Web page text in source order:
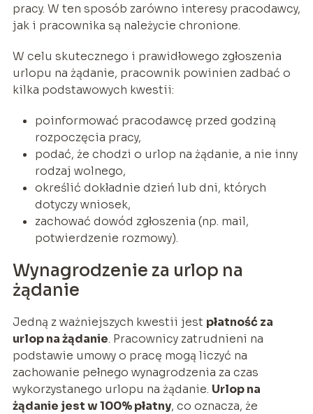
pracy. W ten sposób zarówno interesy pracodawcy,
jak i pracownika są należycie chronione.
W celu skutecznego i prawidłowego zgłoszenia
urlopu na żądanie, pracownik powinien zadbać o
kilka podstawowych kwestii:
poinformować pracodawcę przed godziną
rozpoczęcia pracy,
podać, że chodzi o urlop na żądanie, a nie inny
rodzaj wolnego,
określić dokładnie dzień lub dni, których
dotyczy wniosek,
zachować dowód zgłoszenia (np. mail,
potwierdzenie rozmowy).
Wynagrodzenie za urlop na
żądanie
Jedną z ważniejszych kwestii jest płatność za
urlop na żądanie. Pracownicy zatrudnieni na
podstawie umowy o pracę mogą liczyć na
zachowanie pełnego wynagrodzenia za czas
wykorzystanego urlopu na żądanie. Urlop na
żądanie jest w 100% płatny, co oznacza, że